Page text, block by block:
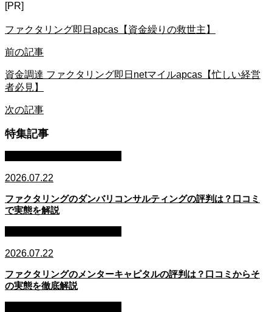
[PR]
ファクタリング即日apcas【資金繰りの救世主】
前の記事
資金調達 ファクタリング即日netマイルapcas【忙しい経営
者必見】
次の記事
特集記事
2026.07.22
ファクタリングのダンバリコンサルティングの評判は？口コミ
で実態を解説
2026.07.22
ファクタリングのメンターキャピタルの評判は？口コミからそ
の実態を徹底解説